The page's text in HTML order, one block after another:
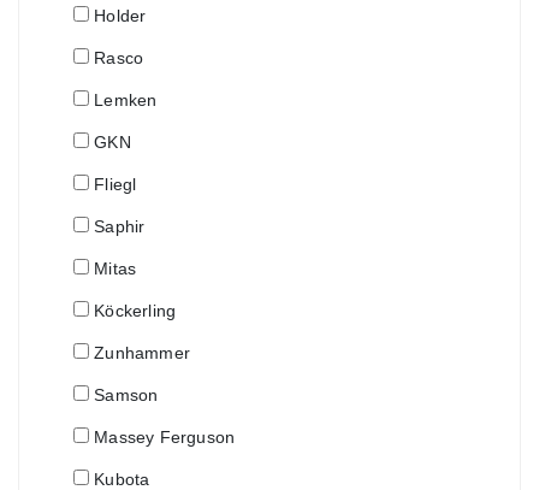
Holder
Rasco
Lemken
GKN
Fliegl
Saphir
Mitas
Köckerling
Zunhammer
Samson
Massey Ferguson
Kubota